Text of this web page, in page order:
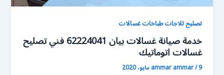
تصليح ثلاجات طباخات غسالات
خدمة صيانة غسالات بيان 62224041 فني تصليح
غسالات اتوماتيك
ammar ammar/9 مايو، 2020